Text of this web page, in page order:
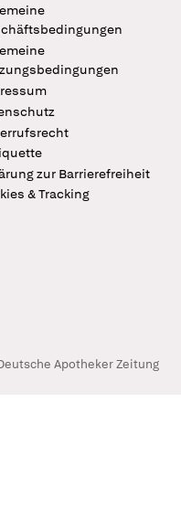
zur Barrierefreiheit
& Tracking
Apotheker Zeitung